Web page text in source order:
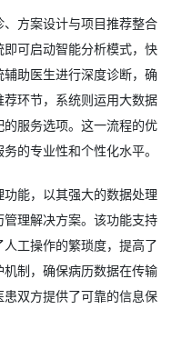
方案设计与项目推荐整合
可启动智能分析模式，快
助医生进行深度诊断，确
环节，系统则运用大数据
服务选项。这一流程的优
的专业性和个性化水平。
能，以其强大的数据处理
理解决方案。该功能支持
工操作的繁琐度，提高了
制，确保病历数据在传输
双方提供了可靠的信息保